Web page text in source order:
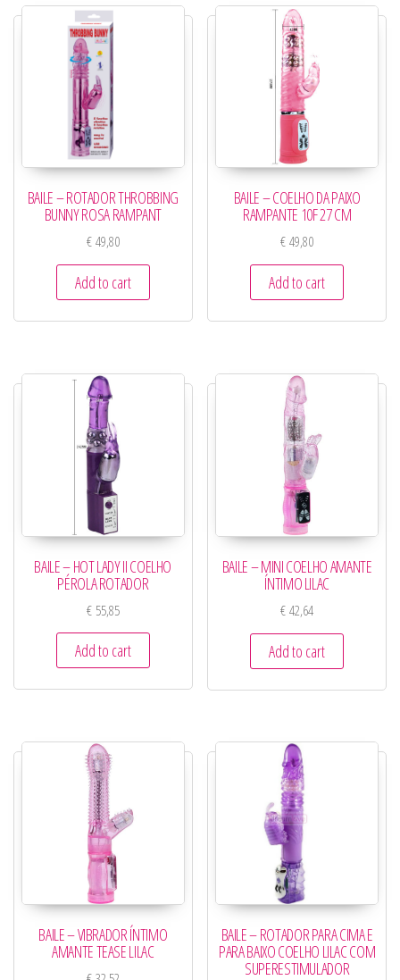
BAILE – ROTADOR THROBBING
BUNNY ROSA RAMPANT
€49,80
Add to cart
BAILE – COELHO DA PAIXO
RAMPANTE 10F 27 CM
€49,80
Add to cart
BAILE – HOT LADY II COELHO
PÉROLA ROTADOR
€55,85
Add to cart
BAILE – MINI COELHO AMANTE
ÍNTIMO LILAC
€42,64
Add to cart
BAILE – VIBRADOR ÍNTIMO
AMANTE TEASE LILAC
BAILE – ROTADOR PARA CIMA E
PARA BAIXO COELHO LILAC COM
SUPERESTIMULADOR